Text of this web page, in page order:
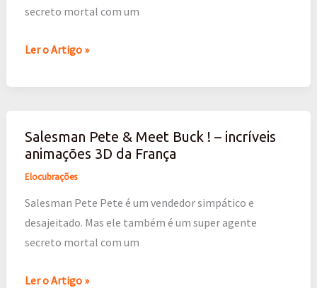
secreto mortal com um
incríveis
3D
Ler o Artigo »
Salesman Pete & Meet Buck ! – incríveis
animações 3D da França
Elocubrações
Salesman Pete Pete é um vendedor simpático e
desajeitado. Mas ele também é um super agente
secreto mortal com um
Salesman
Pete
&
Meet
Buck
incríveis
Ler o Artigo »